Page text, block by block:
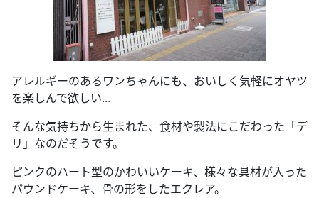
アレルギーのあるワンちゃんにも、おいしく気軽にオヤツ
を楽しんで欲しい…
そんな気持ちから生まれた、食材や製法にこだわった「デ
リ」なのだそうです。
ピンクのハート型のかわいいケーキ、様々な具材が入った
パウンドケーキ、骨の形をしたエクレア。